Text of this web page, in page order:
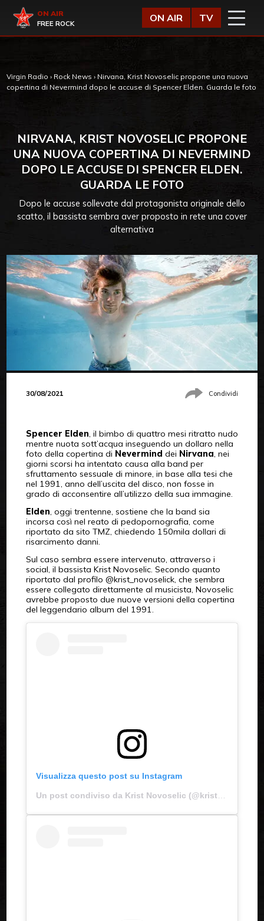
Virgin Radio
ON AIR
FREE ROCK
ON AIR TV
Virgin Radio › Rock News › Nirvana, Krist Novoselic propone una nuova
copertina di Nevermind dopo le accuse di Spencer Elden. Guarda le foto
NIRVANA, KRIST NOVOSELIC PROPONE
UNA NUOVA COPERTINA DI NEVERMIND
DOPO LE ACCUSE DI SPENCER ELDEN.
GUARDA LE FOTO
Dopo le accuse sollevate dal protagonista originale dello
scatto, il bassista sembra aver proposto in rete una cover
alternativa
30/08/2021 Condividi
Spencer Elden, il bimbo di quattro mesi ritratto nudo
mentre nuota sott’acqua inseguendo un dollaro nella
foto della copertina di Nevermind dei Nirvana, nei
giorni scorsi ha intentato causa alla band per
sfruttamento sessuale di minore, in base alla tesi che
nel 1991, anno dell’uscita del disco, non fosse in
grado di acconsentire all’utilizzo della sua immagine.
Elden, oggi trentenne, sostiene che la band sia
incorsa così nel reato di pedopornografia, come
riportato da sito TMZ, chiedendo 150mila dollari di
risarcimento danni.
Sul caso sembra essere intervenuto, attraverso i
social, il bassista Krist Novoselic. Secondo quanto
riportato dal profilo @krist_novoselick, che sembra
essere collegato direttamente al musicista, Novoselic
avrebbe proposto due nuove versioni della copertina
del leggendario album del 1991.
Visualizza questo post su Instagram
Un post condiviso da Krist Novoselic (@krist_novoselick)